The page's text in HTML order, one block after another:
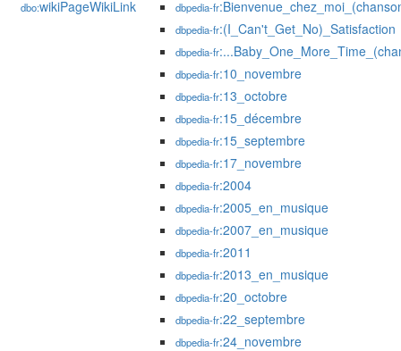
dbo:wikiPageWikiLink dbpedia-fr
dbpedia-fr:(I_Can't_Get_No)_Satisfaction
dbpedia-fr
dbpedia-fr:10_novembre
dbpedia-fr:13_octobre
dbpedia-fr:15_décembre
dbpedia-fr:15_septembre
dbpedia-fr:17_novembre
dbpedia-fr:2004
dbpedia-fr:2005_en_musique
dbpedia-fr:2007_en_musique
dbpedia-fr:2011
dbpedia-fr:2013_en_musique
dbpedia-fr:20_octobre
dbpedia-fr:22_septembre
dbpedia-fr:24_novembre